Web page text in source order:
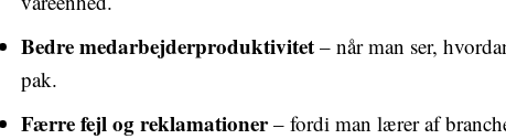
Bedre medarbejderproduktivitet – når man ser,
pak.
Færre fejl og reklamationer– fordi man lærer af